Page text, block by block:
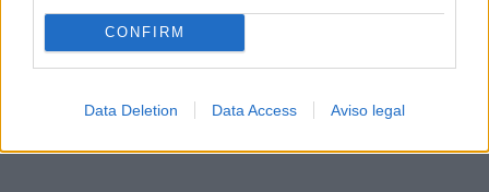
CONFIRM
Data Deletion Data Access Aviso legal